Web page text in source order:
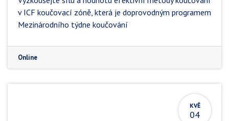
v ICF koučovací zóně, která je doprovodným programem
Mezinárodního týdne koučování
Online
KVĚ
04